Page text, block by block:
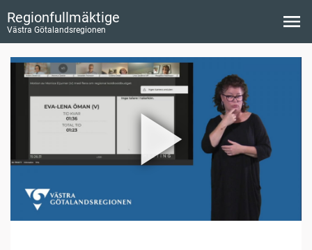
Regionfullmäktige
Västra Götalandsregionen